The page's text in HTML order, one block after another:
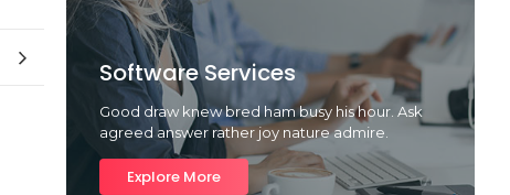
Software Services
Good draw knew bred ham busy his hour. Ask
agreed answer rather joy nature admire.
Explore More